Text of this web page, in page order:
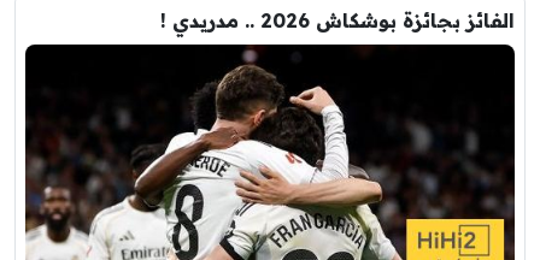
الفائز بجائزة بوشكاش 2026 .. مدريدي !